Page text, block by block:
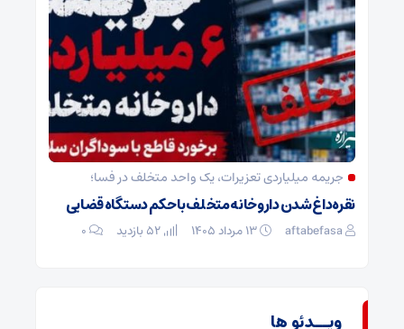
جریمه میلیاردی تعزیرات، یک واحد متخلف در فسا؛
نقره‌داغ شدن داروخانه متخلف با حکم دستگاه قضایی
aftabefasa ۰
ویــدئو ها